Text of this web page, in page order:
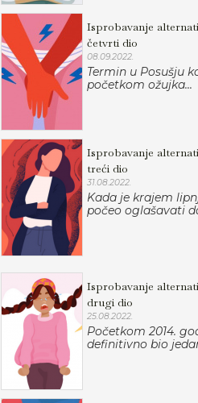
Isprobavanje
četvrti dio
08.09.2022.
Termin u Posušju
početkom ožujka...
Isprobavanje
treći dio
31.08.2022.
Kada je krajem
počeo oglašavati
Isprobavanje
drugi dio
25.08.2022.
Početkom 2014.
definitivno bio